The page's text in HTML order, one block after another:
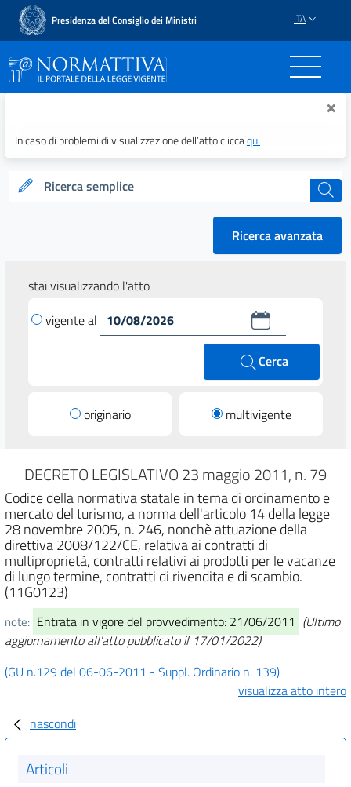
Presidenza del Consiglio dei Ministri ITA
Normattiva - Il portale ×
In caso di problemi di visualizzazione dell’atto cliccaqui
Ricerca semplice cerca
Ricerca avanzata
stai visualizzando l'atto
vigente al
Cerca
originario multivigente
DECRETO LEGISLATIVO 23 maggio 2011, n. 79
Codice della normativa statale in tema di ordinamento e
mercato del turismo, a norma dell'articolo 14 della legge
28 novembre 2005, n. 246, nonchè attuazione della
direttiva 2008/122/CE, relativa ai contratti di
multiproprietà, contratti relativi ai prodotti per le vacanze
di lungo termine, contratti di rivendita e di scambio.
(11G0123)
note: Entrata in vigore del provvedimento: 21/06/2011 (Ultimo
aggiornamento all'atto pubblicato il 17/01/2022)
(GU n.129 del 06-06-2011 - Suppl. Ordinario n. 139)
visualizza atto intero
nascondi
Articoli